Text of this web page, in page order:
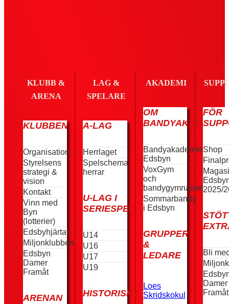
KLUBB &
ARENA
KLUBBEN
Organisation
Styrelsens
strategi &
vision
Kontakt
Vinn med
Byn
(lotterier)
Edsbyhjärtat
Miljonklubben
Edsbyn
Damer
Framåt
ARENAN
LAG &
SPELARE
A-LAG
Herrlaget
Spelschema
herrar
U-LAG I
SERIESPEL
U14
U16
U17
U19
HISTORISKT
AKADEMI
OM
BANDYAKADEMIN
Bandyakademin
Edsbyn
VoxGym
och
bandygymnasiet
Sommarbandy
i Edsbyn
GRUPPER
&
LEDARE
Loes
Skridskokul
FÖR
Shop
2025/
Bli
Damer
Framåt